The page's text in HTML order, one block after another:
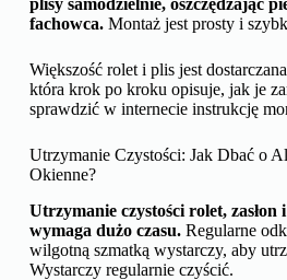
fachowca.Montaż jest prosty i
Większość rolet i plis jest
która krok po kroku opisuje, jak je
sprawdzić w internecie instrukcję
Utrzymanie Czystości: Jak Dbać o
Okienne?
Utrzymanie czystości rolet,
wymaga dużo czasu.Regularne
wilgotną szmatką wystarczy, aby
Wystarczy regularnie czyścić.